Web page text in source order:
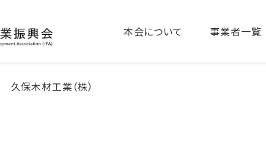
本会について 事業者一覧
久保木材工業（株）